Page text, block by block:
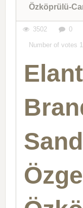
Özköprülü-
3502 0
Number of votes 1
Özge